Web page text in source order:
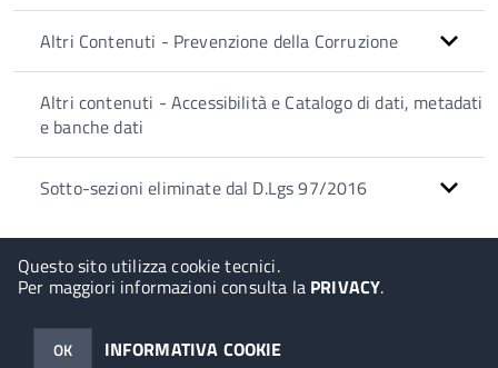
Questo sito utilizza cookie tecnici.
Per maggiori informazioni consulta la PRIVACY.
OK INFORMATIVA COOKIE
Altri Contenuti - Prevenzione della Corruzione
Altri contenuti - Accessibilità e Catalogo di dati, metadati
e banche dati
Sotto-sezioni eliminate dal D.Lgs 97/2016